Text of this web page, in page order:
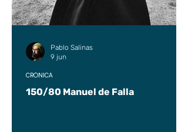
150/80 Manuel de Falla
CRÓNICA
Pablo Salinas
9 jun